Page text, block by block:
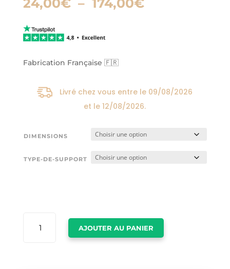
24,00€ – 174,00€
Fabrication Française 🇫🇷
Livré chez vous entre le 09/08/2026
et le12/08/2026.
DIMENSIONS
TYPE-DE-SUPPORT
AJOUTER AU PANIER